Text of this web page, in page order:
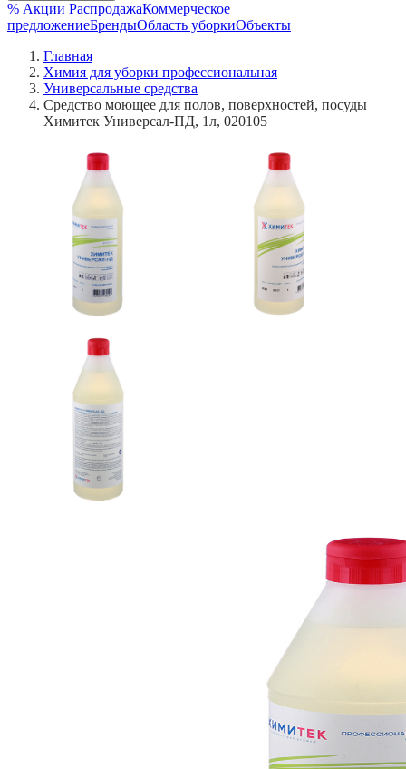
% Акции РаспродажаКоммерческое
предложениеБрендыОбласть уборкиОбъекты
Главная
Химия для уборки профессиональная
Универсальные средства
Средство моющее для полов, поверхностей, посуды
Химитек Универсал-ПД, 1л, 020105